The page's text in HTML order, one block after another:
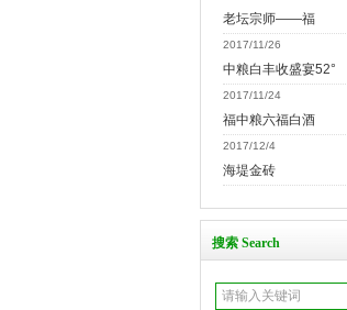
老坛宗师——福
2017/11/26
中粮白丰收盛宴52°
2017/11/24
福中粮六福白酒
2017/12/4
海堤金砖
搜索 Search